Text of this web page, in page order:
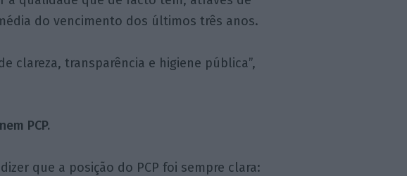
do vencimento dos últimos três anos.
clareza, transparência e higiene pública”,
PCP.
que a posição do PCP foi sempre clara: